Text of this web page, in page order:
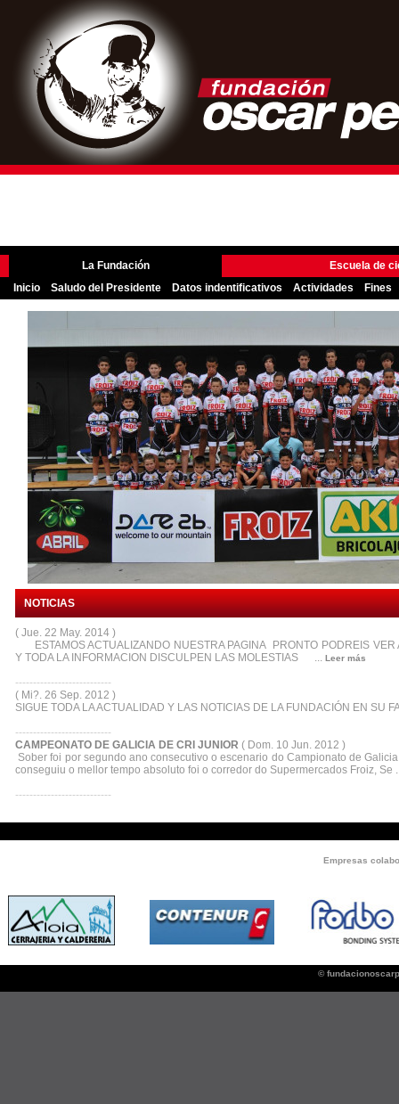
La Fundación
Escuela de
Inicio
Saludo del Presidente Datos indentificativos Actividades Fines
NOTICIAS
( Jue. 22 May. 2014 )
ESTAMOS ACTUALIZANDO NUESTRA PAGINA PRONTO PODREIS VER
Y TODA LA INFORMACION DISCULPEN LAS MOLESTIAS ... Leer más
---------------------------
( Mi?. 26 Sep. 2012 )
SIGUE TODA LA ACTUALIDAD Y LAS NOTICIAS DE LA FUNDACIÓN EN SU
---------------------------
CAMPEONATO DE GALICIA DE CRI JUNIOR ( Dom. 10 Jun. 2012 )
Sober foi por segundo ano consecutivo o escenario do Campionato de
conseguiu o mellor tempo absoluto foi o corredor do Supermercados Froiz, Se
---------------------------
Empresas
©